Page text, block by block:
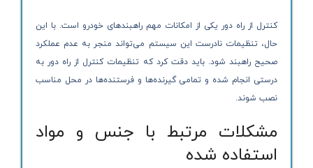
کنترل از راه دور یکی از امکانات مهم راهبندهای خودرو است. با این
حال، تنظیمات نادرست این سیستم می‌تواند منجر به عدم عملکرد
صحیح راهبند شود. باید دقت کرد که تنظیمات کنترل از راه دور به
درستی انجام شده و تمامی گیرنده‌ها و فرستنده‌ها در محل مناسب
نصب شوند.
مشکلات مرتبط با جنس و مواد
استفاده شده